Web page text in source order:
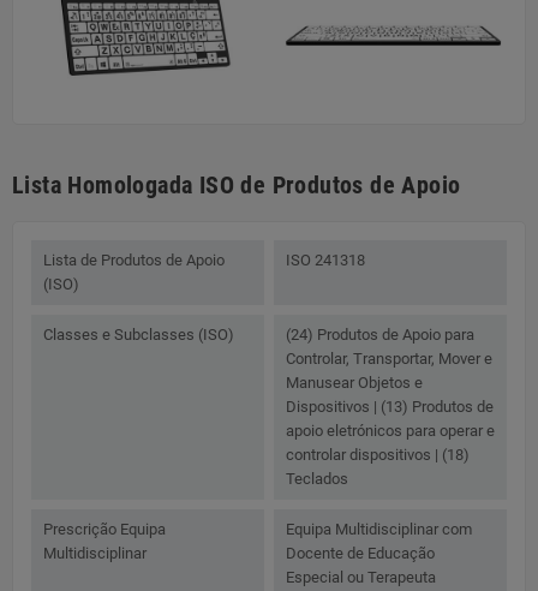
Lista Homologada ISO de Produtos de Apoio
Lista de Produtos de Apoio
(ISO)
ISO 241318
Classes e Subclasses (ISO)
(24) Produtos de Apoio para
Controlar, Transportar, Mover e
Manusear Objetos e
Dispositivos | (13) Produtos de
apoio eletrónicos para operar e
controlar dispositivos | (18)
Teclados
Prescrição Equipa
Multidisciplinar
Equipa Multidisciplinar com
Docente de Educação
Especial ou Terapeuta